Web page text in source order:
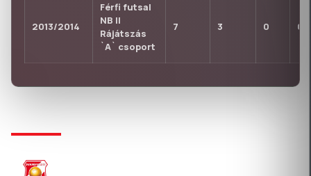
2013/2014
Férfi futsal
NB II
Rájátszás
`A` csoport
7 3 0 0